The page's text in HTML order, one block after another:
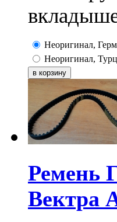
Неоригинал,
Неоригинал,
Ремень
Вектра